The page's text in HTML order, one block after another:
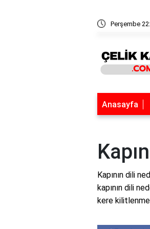
Perşembe
Anasayfa
Kapının dili
kapının dili
kere